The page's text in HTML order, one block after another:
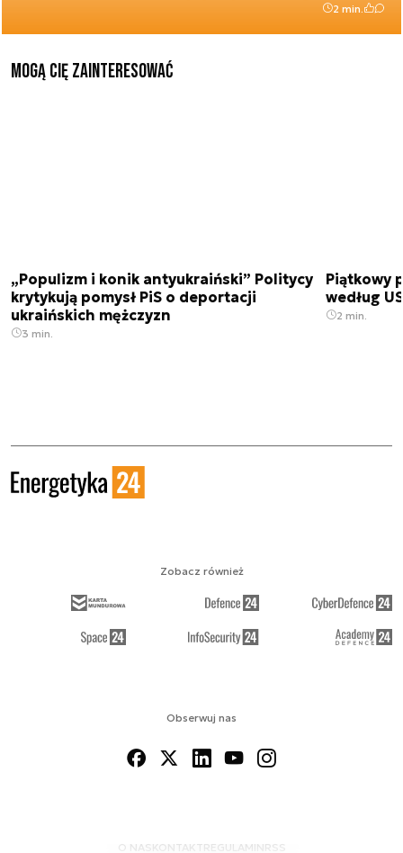
2 min.
Mogą Cię zainteresować
„Populizm i konik antyukraiński” Politycy
krytykują pomysł PiS o deportacji
ukraińskich mężczyzn
3 min.
Piątkowy
według
2 min.
Obserwuj nas
O NAS KONTAKTREGULAMINRSS
Zobacz również